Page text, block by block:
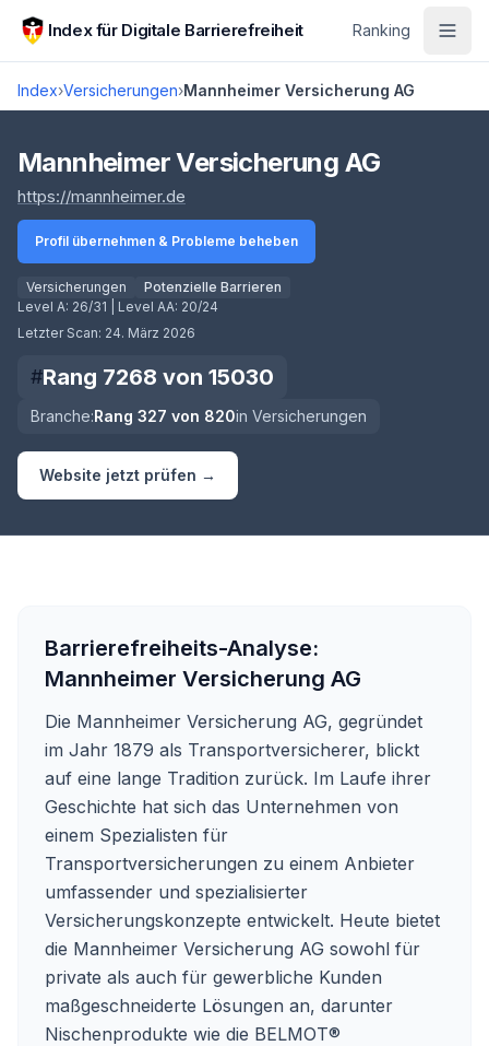
Zum Hauptinhalt springen
Index für Digitale Barrierefreiheit Ranking
Index›Versicherungen›Mannheimer Versicherung AG
Score lädt
Mannheimer Versicherung AG
https://mannheimer.de
Profil übernehmen & Probleme beheben
Versicherungen
Potenzielle Barrieren
Level A: 26/31 | Level AA: 20/24
Letzter Scan: 24. März 2026
#Rang 7268 von 15030
Branche:Rang 327 von 820in Versicherungen
Website jetzt prüfen →
Barrierefreiheits-Analyse:
Mannheimer Versicherung AG
Die Mannheimer Versicherung AG, gegründet
im Jahr 1879 als Transportversicherer, blickt
auf eine lange Tradition zurück. Im Laufe ihrer
Geschichte hat sich das Unternehmen von
einem Spezialisten für
Transportversicherungen zu einem Anbieter
umfassender und spezialisierter
Versicherungskonzepte entwickelt. Heute bietet
die Mannheimer Versicherung AG sowohl für
private als auch für gewerbliche Kunden
maßgeschneiderte Lösungen an, darunter
Nischenprodukte wie die BELMOT®